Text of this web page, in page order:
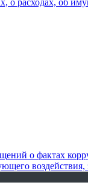
о расходах, об
о фактах